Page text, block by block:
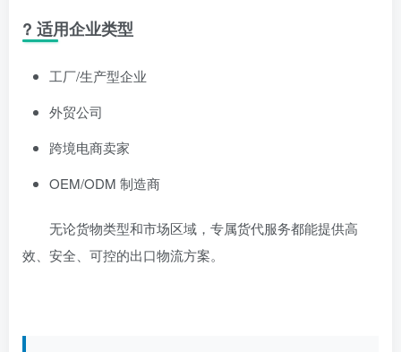
? 适用企业类型
工厂/生产型企业
外贸公司
跨境电商卖家
OEM/ODM 制造商
无论货物类型和市场区域，专属货代服务都能提供高
效、安全、可控的出口物流方案。